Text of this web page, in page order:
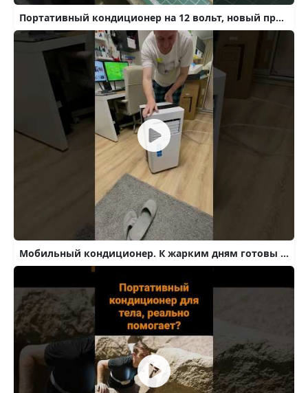
Портативный кондиционер на 12 вольт, новый проект#shorts
Мобильный кондиционер. К жарким дням готовы #тесамыеизбрянска #лайфхаки #питер